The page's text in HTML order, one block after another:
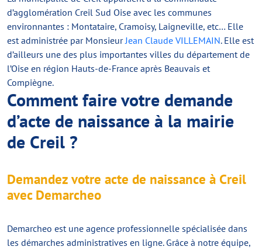
d’agglomération Creil Sud Oise avec les communes
environnantes : Montataire, Cramoisy, Laigneville, etc… Elle
est administrée par MonsieurJean Claude VILLEMAIN. Elle est
d’ailleurs une des plus importantes villes du département de
l’Oise en région Hauts-de-France après Beauvais et
Compiègne.
Comment faire votre demande
d’acte de naissance à la mairie
de Creil ?
Demandez votre acte de naissance à Creil
avec Demarcheo
Demarcheo est une agence professionnelle spécialisée dans
les démarches administratives en ligne. Grâce à notre équipe,